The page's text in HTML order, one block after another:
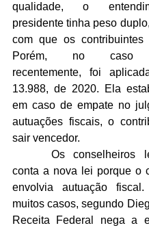
qualidade, o
presidente tinha peso
com que os contribuintes
Porém, no caso
recentemente, foi
13.988, de 2020. Ela
em caso de empate no
autuações fiscais, o
sair vencedor.
conta a nova lei porque o
envolvia autuação
muitos casos, segundo
Receita Federal nega a